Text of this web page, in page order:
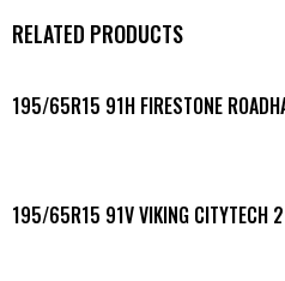
RELATED PRODUCTS
195/65R15 91H FIRESTONE
195/65R15 91V VIKING CITYTECH 2